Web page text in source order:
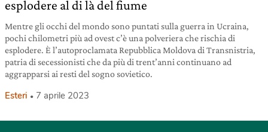
esplodere al di là del fiume
Mentre gli occhi del mondo sono puntati sulla guerra in Ucraina,
pochi chilometri più ad ovest c’è una polveriera che rischia di
esplodere. È l’autoproclamata Repubblica Moldova di Transnistria,
patria di secessionisti che da più di trent’anni continuano ad
aggrapparsi ai resti del sogno sovietico.
Esteri 7 aprile 2023